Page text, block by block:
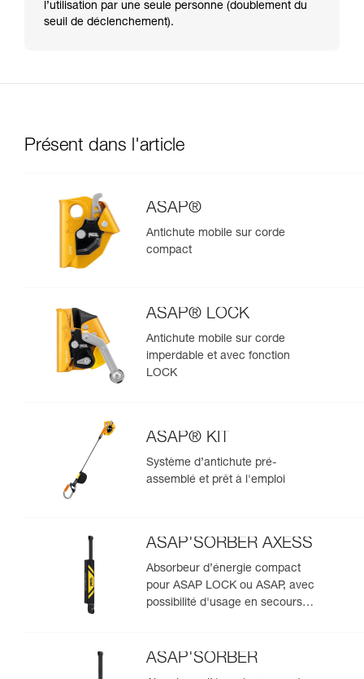
l’utilisation par une seule personne (doublement du
seuil de déclenchement).
Présent dans l'article
ASAP®
Antichute mobile sur corde
compact
ASAP® LOCK
Antichute mobile sur corde
imperdable et avec fonction
LOCK
ASAP® KIT
Système d’antichute pré-
assemblé et prêt à l'emploi
ASAP'SORBER AXESS
Absorbeur d’énergie compact
pour ASAP LOCK ou ASAP, avec
possibilité d'usage en secours
ASAP'SORBER